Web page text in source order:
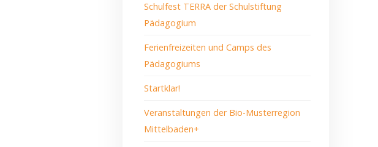
Schulfest TERRA der Schulstiftung
Pädagogium
Ferienfreizeiten und Camps des
Pädagogiums
Startklar!
Veranstaltungen der Bio-Musterregion
Mittelbaden+